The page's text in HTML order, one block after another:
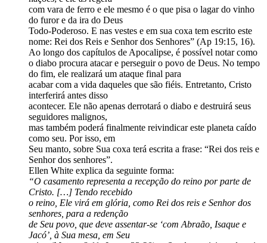
com vara de ferro e ele mesmo é o que pisa o lagar do vinho
do furor e da ira do Deus
Todo-Poderoso. E nas vestes e em sua coxa tem escrito este
nome: Rei dos Reis e Senhor dos Senhores” (Ap 19:15, 16).
Ao longo dos capítulos de Apocalipse, é possível notar como
o diabo procura atacar e perseguir o povo de Deus. No tempo
do fim, ele realizará um ataque final para
acabar com a vida daqueles que são fiéis. Entretanto, Cristo
interferirá antes disso
acontecer. Ele não apenas derrotará o diabo e destruirá seus
seguidores malignos,
mas também poderá finalmente reivindicar este planeta caído
como seu. Por isso, em
Seu manto, sobre Sua coxa terá escrita a frase: “Rei dos reis e
Senhor dos senhores”.
Ellen White explica da seguinte forma:
“O casamento representa a recepção do reino por parte de
Cristo. […] Tendo recebido
o reino, Ele virá em glória, como Rei dos reis e Senhor dos
senhores, para a redenção
de Seu povo, que deve assentar-se ‘com Abraão, Isaque e
Jacó’, à Sua mesa, em Seu